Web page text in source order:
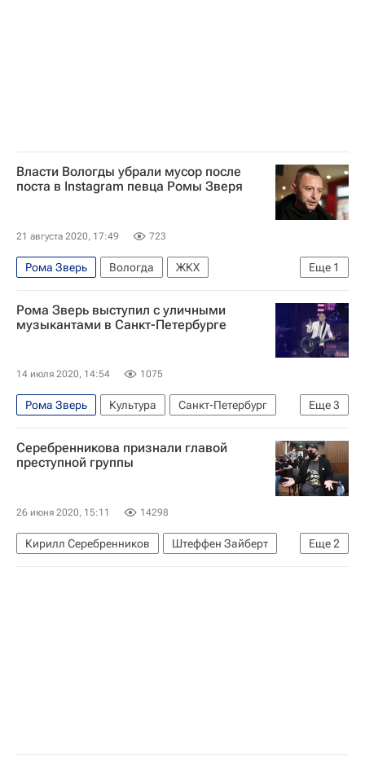
Власти Вологды убрали мусор после
поста в Instagram певца Ромы Зверя
21 августа 2020, 17:49 723
Еще 1
Рома Зверь Вологда
ЖКХ
Городская среда
Рома Зверь выступил с уличными
музыкантами в Санкт-Петербурге
14 июля 2020, 14:54 1075
Еще3
Рома Зверь Культура
Санкт-Петербург
Роман Билык
Новости культуры
Стиль жизни
Серебренникова признали главой
преступной группы
26 июня 2020, 15:11 14298
Еще2
Кирилл Серебренников
Штеффен Зайберт
Седьмая студия
Софья Апфельбаум